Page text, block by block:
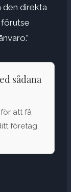
den direkta
sådana
att få
företag.